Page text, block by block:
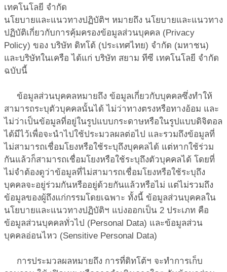
เทคโนโลยี จำกัด
นโยบายและแนวทางปฏิบัติฯ หมายถึง นโยบายและแนวทาง
ปฏิบัติเกี่ยวกับการคุ้มครองข้อมูลส่วนบุคคล (Privacy
Policy) ของ บริษัท ดิทโต้ (ประเทศไทย) จำกัด (มหาชน)
และบริษัทในเครือ ได้แก่ บริษัท สยาม ทีซี เทคโนโลยี จำกัด
ฉบับนี้
ข้อมูลส่วนบุคคลหมายถึง ข้อมูลเกี่ยวกับบุคคลซึ่งทำให้
สามารถระบุตัวบุคคลนั้นได้ ไม่ว่าทางตรงหรือทางอ้อม และ
ไม่ว่าเป็นข้อมูลที่อยู่ในรูปแบบกระดาษหรือในรูปแบบดิจิตอล
ได้มีไว้เพื่อจะนำไปใช้ประมวลผลต่อไป และรวมถึงข้อมูลที่
ไม่สามารถเชื่อมโยงหรือใช้ระบุถึงบุคคลได้ แต่หากใช้ร่วม
กันแล้วก็สามารถเชื่อมโยงหรือใช้ระบุถึงตัวบุคคลได้ โดยที่
ไม่จำต้องดูว่าข้อมูลที่ไม่สามารถเชื่อมโยงหรือใช้ระบุถึง
บุคคลจะอยู่ร่วมกันหรืออยู่ด้วยกันแล้วหรือไม่ แต่ไม่รวมถึง
ข้อมูลของผู้ถึงแก่กรรมโดยเฉพาะ ทั้งนี้ ข้อมูลส่วนบุคคลใน
นโยบายและแนวทางปฏิบัติฯ แบ่งออกเป็น 2 ประเภท คือ
ข้อมูลส่วนบุคคลทั่วไป (Personal Data) และข้อมูลส่วน
บุคคลอ่อนไหว (Sensitive Personal Data)
การประมวลผลหมายถึง การที่ดิทโต้ฯ จะทำการเก็บ